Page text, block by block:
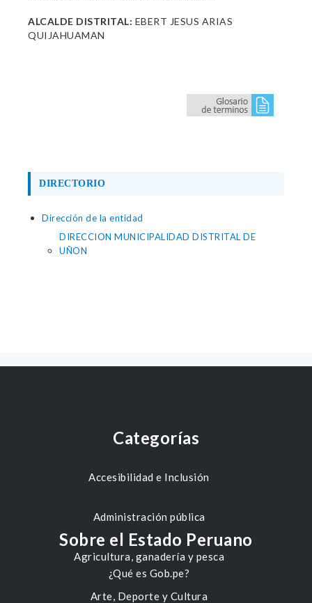
ALCALDE DISTRITAL: EBERT JESUS ARIAS
QUIJAHUAMAN
DIRECTORIO
Dirección de la entidad
DIRECCION MUNICIPALIDAD DISTRITAL DE
UÑON
Categorías
Accesibilidad e Inclusión
Administración pública
Agricultura, ganadería y pesca
Arte, Deporte y Cultura
Sobre el Estado Peruano
¿Qué es Gob.pe?